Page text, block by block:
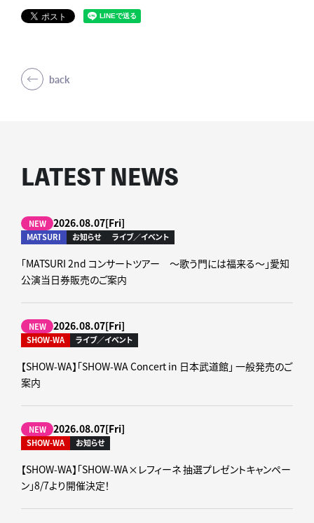
back
LATEST NEWS
NEW 2026.08.07[Fri]
MATSURI お知らせ ライブ／イベント
「MATSURI 2nd コンサートツアー ～歌う門には福来る～」愛知
公演当日券販売のご案内
NEW 2026.08.07[Fri]
SHOW-WA ライブ／イベント
【SHOW-WA】「SHOW-WA Concert in 日本武道館」 一般発売のご
案内
NEW 2026.08.07[Fri]
SHOW-WA お知らせ
【SHOW-WA】「SHOW-WA×レフィーネ 抽選プレゼントキャンペー
ン」8/7より開催決定！